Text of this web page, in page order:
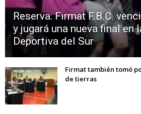
Reserva: Firmat F.B.C.
y jugará una nueva final en
Deportiva del Sur
Firmat también tomó
de tierras